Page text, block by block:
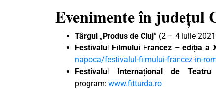
Evenimente în județul
Târgul „ Produs de Cluj” (2 – 4 iulie
Festivalul Filmului Francez – ediția a
napoca/festivalul-filmului-francez-in-
Festivalul Internațional de
program: www.fitturda.ro